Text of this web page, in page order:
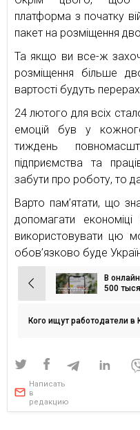
платформа з початку
пакет на розміщення
Та якщо ви все-ж
розміщення більше
вартості будуть
24 лютого для всіх
емоцій був у
тиждень
підприємства та
забути про роботу, то
Варто пам’ятати, що
допомагати
використовувати цю
обов’язково буде
Навигация
по
записям
В
500
Кого ищут работодатели в
Написать
в
редакцию